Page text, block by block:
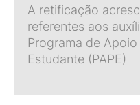
A retificação
referentes aos
Programa de
Estudante (PAPE)